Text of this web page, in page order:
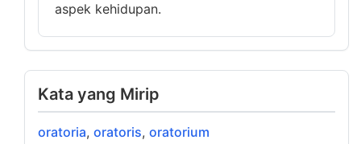
aspek kehidupan.
Kata yang Mirip
oratoria, oratoris, oratorium